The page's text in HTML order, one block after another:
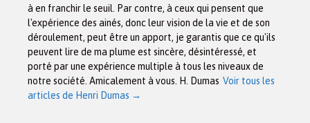
à en franchir le seuil. Par contre, à ceux qui pensent que
l'expérience des ainés, donc leur vision de la vie et de son
déroulement, peut être un apport, je garantis que ce qu'ils
peuvent lire de ma plume est sincère, désintéressé, et
porté par une expérience multiple à tous les niveaux de
notre société. Amicalement à vous. H. Dumas Voir tous les
articles de Henri Dumas →